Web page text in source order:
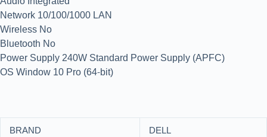
Network 10/100/1000 LAN
Wireless No
Bluetooth No
Power Supply 240W Standard Power Supply (APFC)
OS Window 10 Pro (64-bit)
BRAND
DELL